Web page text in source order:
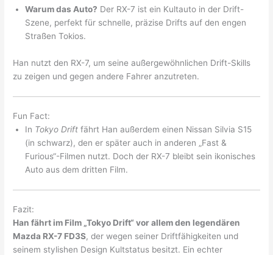
Warum das Auto? Der RX-7 ist ein Kultauto in der Drift-
Szene, perfekt für schnelle, präzise Drifts auf den engen
Straßen Tokios.
Han nutzt den RX-7, um seine außergewöhnlichen Drift-Skills
zu zeigen und gegen andere Fahrer anzutreten.
Fun Fact:
In Tokyo Drift fährt Han außerdem einen Nissan Silvia S15
(in schwarz), den er später auch in anderen „Fast &
Furious“-Filmen nutzt. Doch der RX-7 bleibt sein ikonisches
Auto aus dem dritten Film.
Fazit:
Han fährt im Film „Tokyo Drift“ vor allem den legendären
Mazda RX-7 FD3S, der wegen seiner Driftfähigkeiten und
seinem stylishen Design Kultstatus besitzt. Ein echter